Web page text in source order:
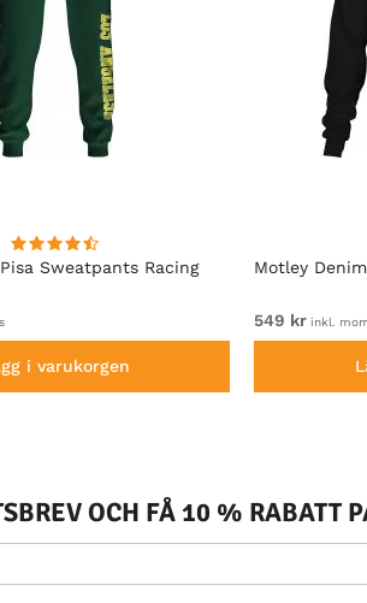
Sweatpants Racing
i varukorgen
Motley
549 kr inkl.
OCH FÅ 10 % RABATT